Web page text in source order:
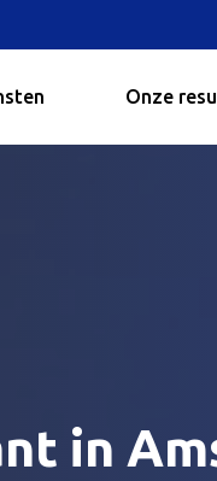
Onze
in